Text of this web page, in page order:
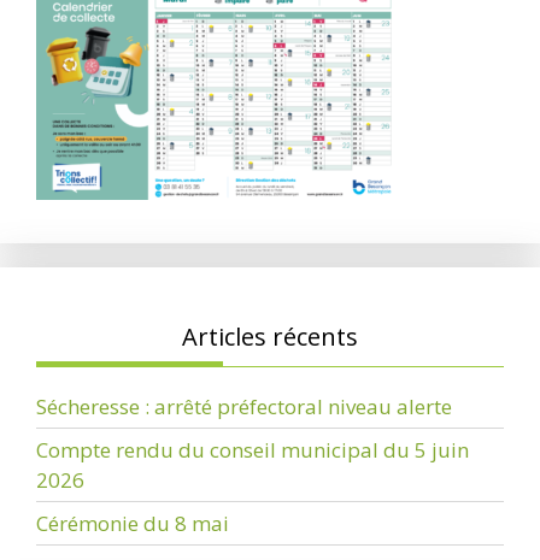
Articles récents
Sécheresse : arrêté préfectoral niveau alerte
Compte rendu du conseil municipal du 5 juin
2026
Cérémonie du 8 mai